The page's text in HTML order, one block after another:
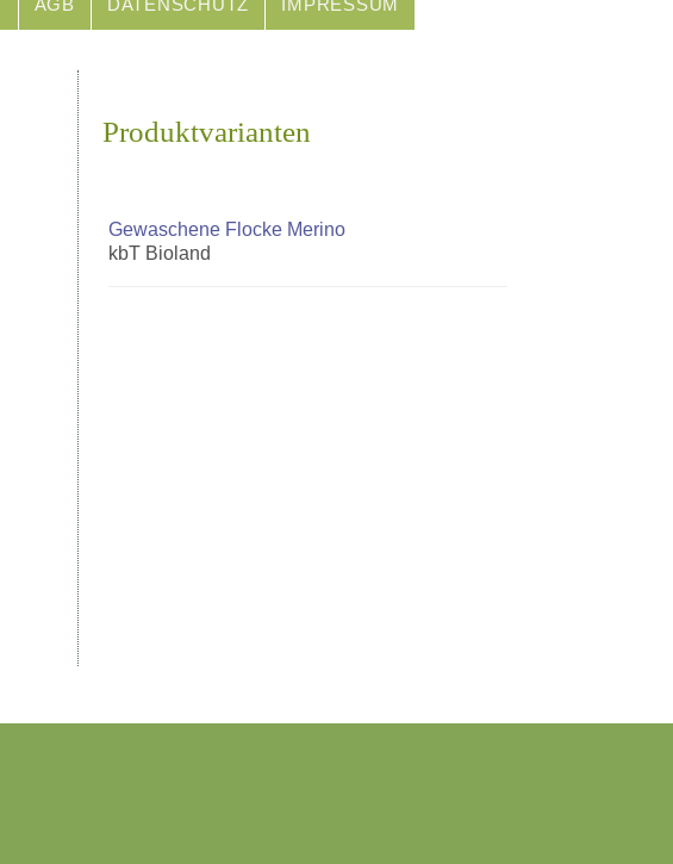
AGB DATENSCHUTZ IMPRESSUM
Produktvarianten
Gewaschene Flocke Merino
kbT Bioland